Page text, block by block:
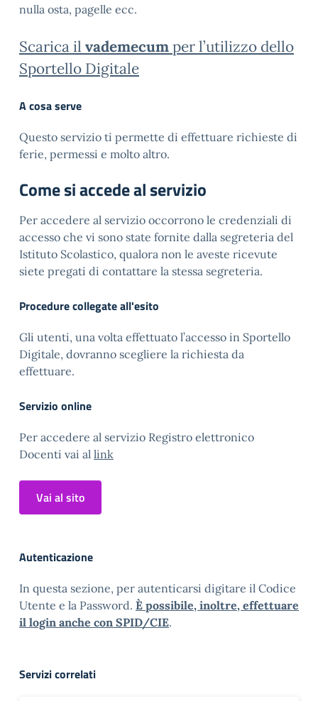
nulla osta, pagelle ecc.
Scarica il vademecumper l’utilizzo dello
Sportello Digitale
A cosa serve
Questo servizio ti permette di effettuare richieste di
ferie, permessi e molto altro.
Come si accede al servizio
Per accedere al servizio occorrono le credenziali di
accesso che vi sono state fornite dalla segreteria del
Istituto Scolastico, qualora non le aveste ricevute
siete pregati di contattare la stessa segreteria.
Procedure collegate all'esito
Gli utenti, una volta effettuato l’accesso in Sportello
Digitale, dovranno scegliere la richiesta da
effettuare.
Servizio online
Per accedere al servizio Registro elettronico
Docenti vai al link
Vai al sito
Autenticazione
In questa sezione, per autenticarsi digitare il Codice
Utente e la Password. È possibile, inoltre, effettuare
il login anche con SPID/CIE.
Servizi correlati